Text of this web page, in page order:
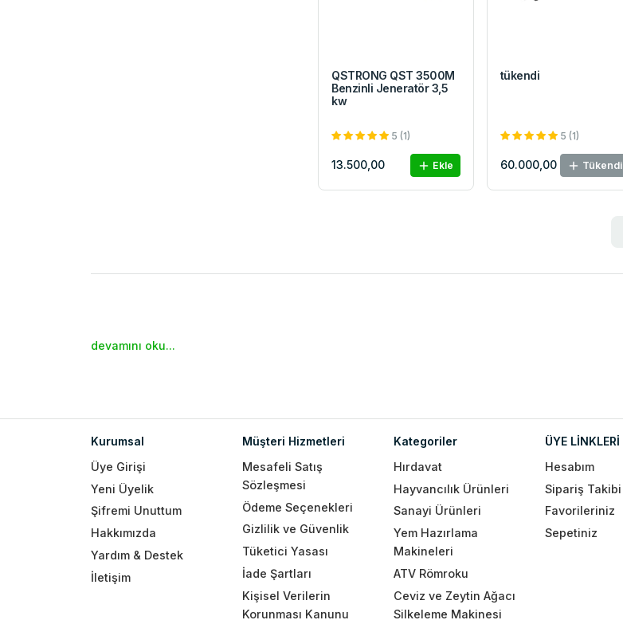
QSTRONG QST 3500M
Benzinli Jeneratör 3,5
kw
5 (1)
13.500,00 Ekle
tükendi
5 (1)
60.000,00 Tükendi
devamını oku...
Kurumsal
Üye Girişi
Yeni Üyelik
Şifremi Unuttum
Hakkımızda
Yardım & Destek
İletişim
Müşteri Hizmetleri
Mesafeli Satış
Sözleşmesi
Ödeme Seçenekleri
Gizlilik ve Güvenlik
Tüketici Yasası
İade Şartları
Kişisel Verilerin
Korunması Kanunu
Kategoriler
Hırdavat
Hayvancılık Ürünleri
Sanayi Ürünleri
Yem Hazırlama
Makineleri
ATV Römroku
Ceviz ve Zeytin Ağacı
Silkeleme Makinesi
ÜYE LİNKLERİ
Hesabım
Sipariş Takibi
Favorileriniz
Sepetiniz